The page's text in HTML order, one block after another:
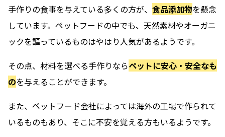
手作りの食事を与えている多くの方が、 食品添加物を懸念
しています。ペットフードの中でも、天然素材やオーガニ
ックを謳っているものはやはり人気があるようです。
その点、材料を選べる手作りならペットに安心・安全なも
のを与えることができます。
また、ペットフード会社によっては海外の工場で作られて
いるものもあり、そこに不安を覚える方もいるようです。